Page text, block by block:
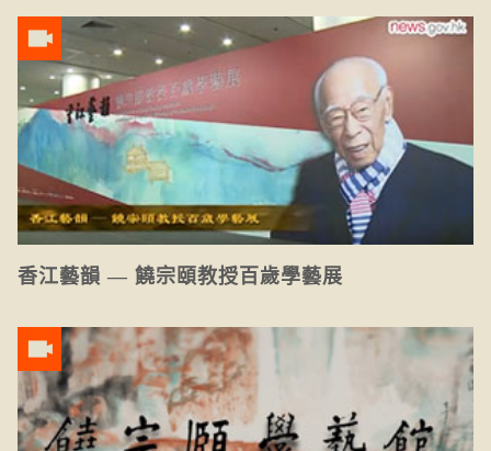
香江藝韻 — 饒宗頤教授百歲學藝展